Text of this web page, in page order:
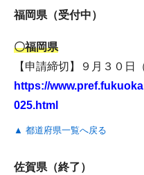
福岡県（受付中）
〇福岡県
【申請締切】９月３０日
https://
025.html
▲ 都道府県一覧へ戻る
佐賀県（終了）